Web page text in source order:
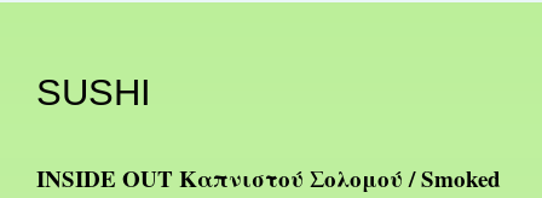
SUSHI
INSIDE OUT Καπνιστού Σολομού / Smoked